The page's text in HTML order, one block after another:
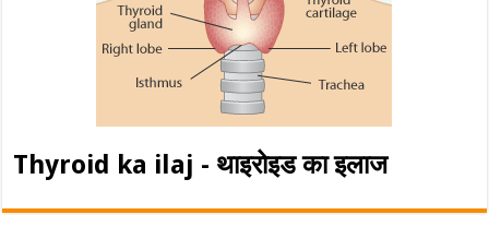
Thyroid ka ilaj - थाइरोइड का इलाज